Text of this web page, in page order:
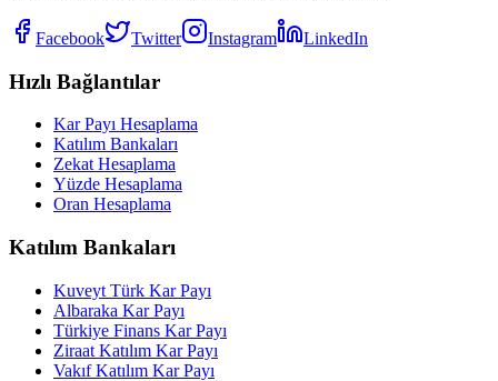
Facebook Twitter Instagram LinkedIn
Hızlı Bağlantılar
Kar Payı Hesaplama
Katılım Bankaları
Zekat Hesaplama
Yüzde Hesaplama
Oran Hesaplama
Katılım Bankaları
Kuveyt Türk Kar Payı
Albaraka Kar Payı
Türkiye Finans Kar Payı
Ziraat Katılım Kar Payı
Vakıf Katılım Kar Payı